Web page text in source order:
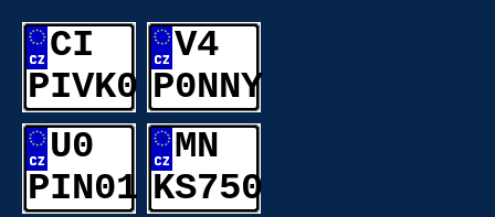
CI
PIVK0
V4
P0NNY
U0
PIN01
MN
KS750